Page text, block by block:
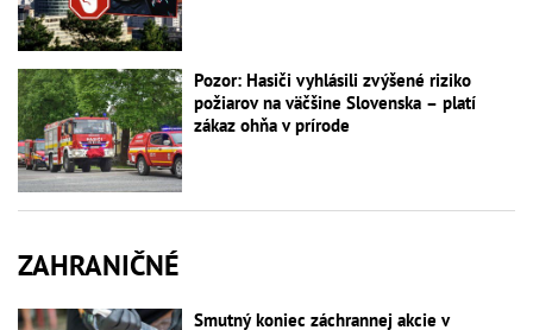
Pozor: Hasiči vyhlásili zvýšené riziko
požiarov na väčšine Slovenska – platí
zákaz ohňa v prírode
ZAHRANIČNÉ
Smutný koniec záchrannej akcie v